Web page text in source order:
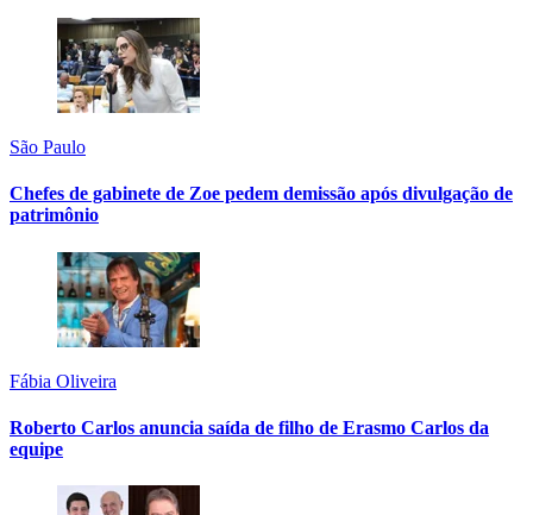
São Paulo
Chefes de gabinete de Zoe pedem demissão após divulgação de
patrimônio
Fábia Oliveira
Roberto Carlos anuncia saída de filho de Erasmo Carlos da
equipe